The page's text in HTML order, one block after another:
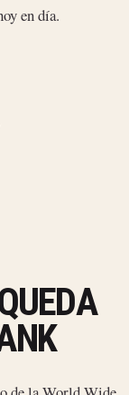
en día.